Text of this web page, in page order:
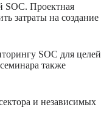
SOC. Проектная
затраты на создание
SOC для целей
также
и независимых